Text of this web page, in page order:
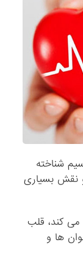
شناخته
نقش بسیاری
می کند، قلب
ها و